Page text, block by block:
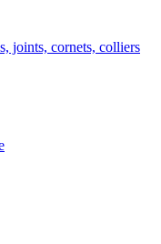
joints, cornets, colliers